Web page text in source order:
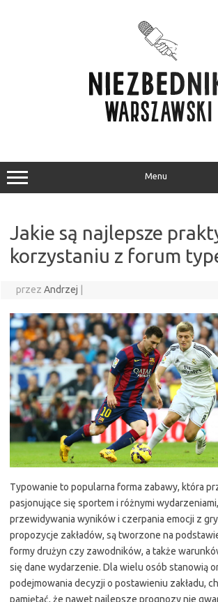
Menu
Jakie są najlepsze
korzystaniu z forum
przez Andrzej
Typowanie to popularna forma zabawy, która
pasjonujące się sportem i różnymi
przewidywania wyników i czerpania emocji z
propozycje zakładów, są tworzone na
formy drużyn czy zawodników, a także
się dane wydarzenie. Dla wielu osób stanowią
podejmowania decyzji o postawieniu zakładu,
pamiętać, że nawet najlepsze prognozy nie